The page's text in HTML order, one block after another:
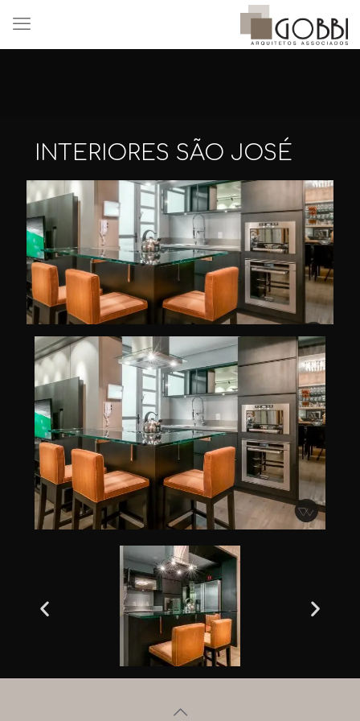
INTERIORES SÃO JOSÉ